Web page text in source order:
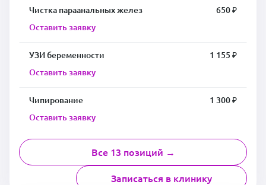
Чистка параанальных желез
650 ₽
Оставить заявку
УЗИ беременности
1 155 ₽
Оставить заявку
Чипирование
1 300 ₽
Оставить заявку
Все 13 позиций →
Записаться в клинику